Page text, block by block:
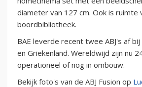
diameter van 127 cm. Ook is ruimte
boordbibliotheek.
BAE leverde recent twee ABJ's af bij
en Griekenland. Wereldwijd zijn nu 24
operationeel of nog in ombouw.
Bekijk foto's van de ABJ Fusion op